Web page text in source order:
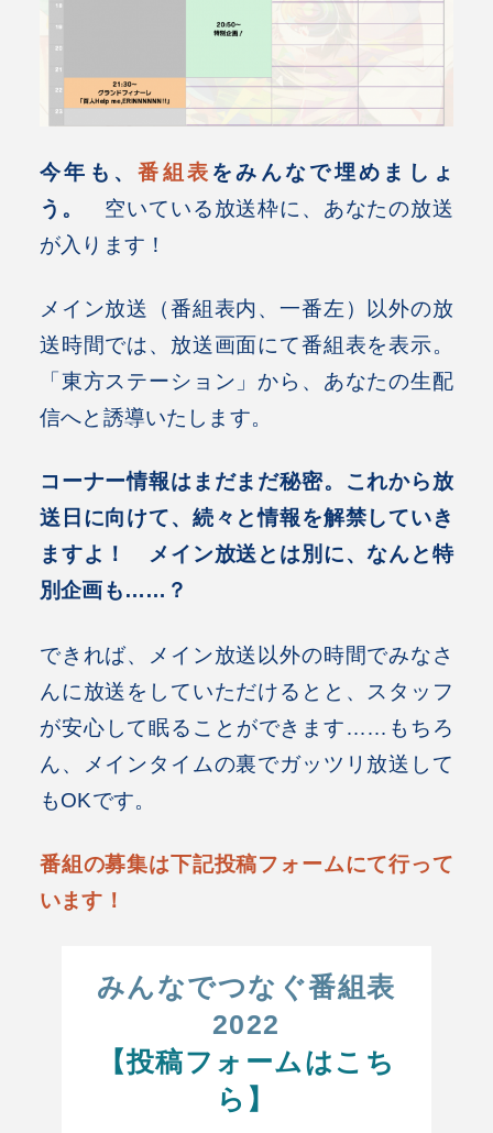
今年も、番組表 をみんなで埋めましょ
う。
空いている放送枠に、あなたの放送
が入ります！
メイン放送（番組表内、一番左）以外の放
送時間では、放送画面にて番組表を表示。
「東方ステーション」から、あなたの生配
信へと誘導いたします。
コーナー情報はまだまだ秘密。これから放
送日に向けて、続々と情報を解禁していき
ますよ！ メイン放送とは別に、なんと特
別企画も……？
できれば、メイン放送以外の時間でみなさ
んに放送をしていただけるとと、スタッフ
が安心して眠ることができます……もちろ
ん、メインタイムの裏でガッツリ放送して
もOKです。
番組の募集は下記投稿フォームにて行って
います！
みんなでつなぐ番組表
2022
【投稿フォームはこち
ら】